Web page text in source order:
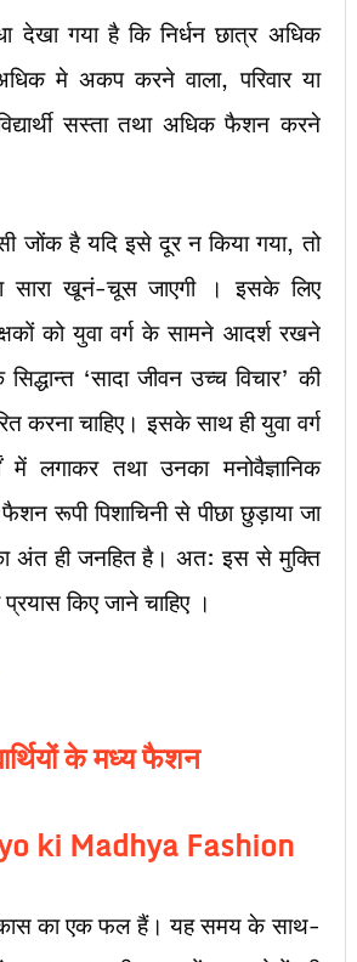
देखा गया है कि निर्धन छात्र अधिक
मे अकप करने वाला, परिवार या
सस्ता तथा अधिक फैशन करने
जोंक है यदि इसे दूर न किया गया, तो
सारा खूनं-चूस जाएगी । इसके लिए
को युवा वर्ग के सामने आदर्श रखने
‘सादा जीवन उच्च विचार’ की
करना चाहिए। इसके साथ ही युवा वर्ग
में लगाकर तथा उनका मनोवैज्ञानिक
रूपी पिशाचिनी से पीछा छुड़ाया जा
अंत ही जनहित है। अत: इस से मुक्ति
किए जाने चाहिए ।
के मध्य फैशन
ki Madhya Fashion
का एक फल हैं। यह समय के साथ-